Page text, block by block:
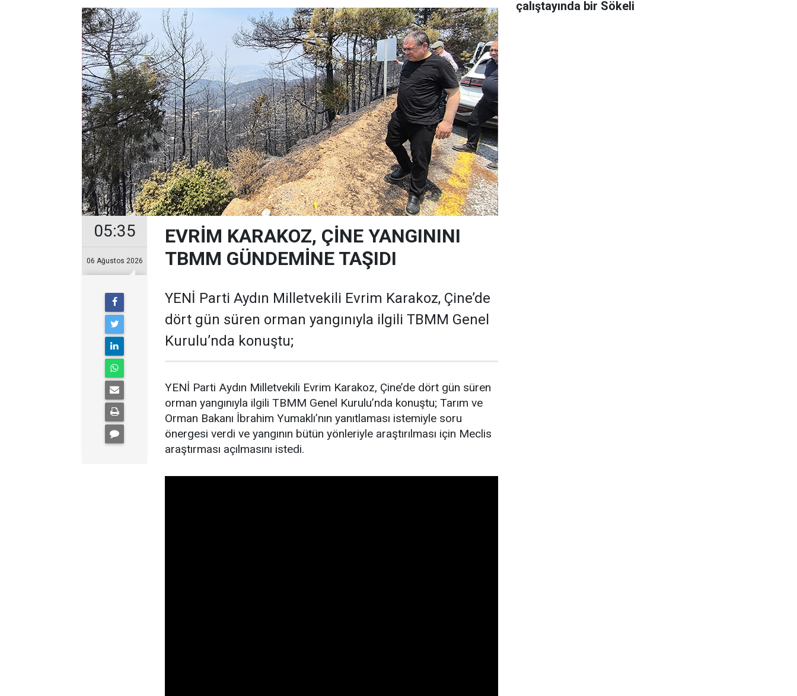
05:35
06 Ağustos 2026
EVRİM KARAKOZ, ÇİNE YANGININI
TBMM GÜNDEMİNE TAŞIDI
YENİ Parti Aydın Milletvekili Evrim Karakoz, Çine’de
dört gün süren orman yangınıyla ilgili TBMM Genel
Kurulu’nda konuştu;
YENİ Parti Aydın Milletvekili Evrim Karakoz, Çine’de dört gün süren
orman yangınıyla ilgili TBMM Genel Kurulu’nda konuştu; Tarım ve
Orman Bakanı İbrahim Yumaklı’nın yanıtlaması istemiyle soru
önergesi verdi ve yangının bütün yönleriyle araştırılması için Meclis
araştırması açılmasını istedi.
çalıştayında bir Sökeli